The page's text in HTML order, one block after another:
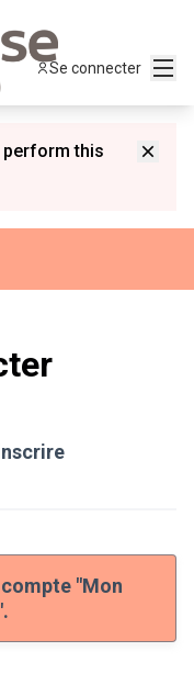
Se connecter
perform this
"Mon